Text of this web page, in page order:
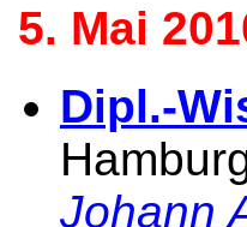
5. Mai
Dipl.-
Johann